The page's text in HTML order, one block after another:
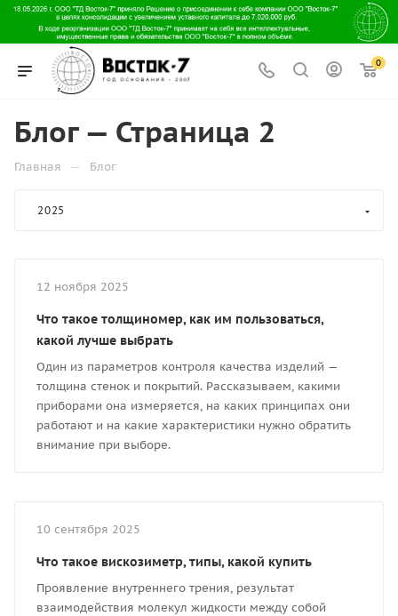
0
Блог — Страница 2
Главная — Блог
2025
12 ноября 2025
Что такое толщиномер, как им пользоваться,
какой лучше выбрать
Один из параметров контроля качества изделий —
толщина стенок и покрытий. Рассказываем, какими
приборами она измеряется, на каких принципах они
работают и на какие характеристики нужно обратить
внимание при выборе.
10 сентября 2025
Что такое вискозиметр, типы, какой купить
Проявление внутреннего трения, результат
взаимодействия молекул жидкости между собой